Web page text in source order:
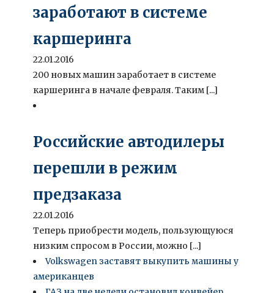
заработают в системе
каршеринга
22.01.2016
200 новых машин заработает в системе
каршеринга в начале февраля. Таким [...]
Российские автодилеры
перешли в режим
предзаказа
22.01.2016
Теперь приобрести модель, пользующуюся
низким спросом в России, можно [...]
Volkswagen заставят выкупить машины у
американцев